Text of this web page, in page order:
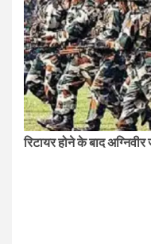
रिटायर होने के बाद अग्निवीर